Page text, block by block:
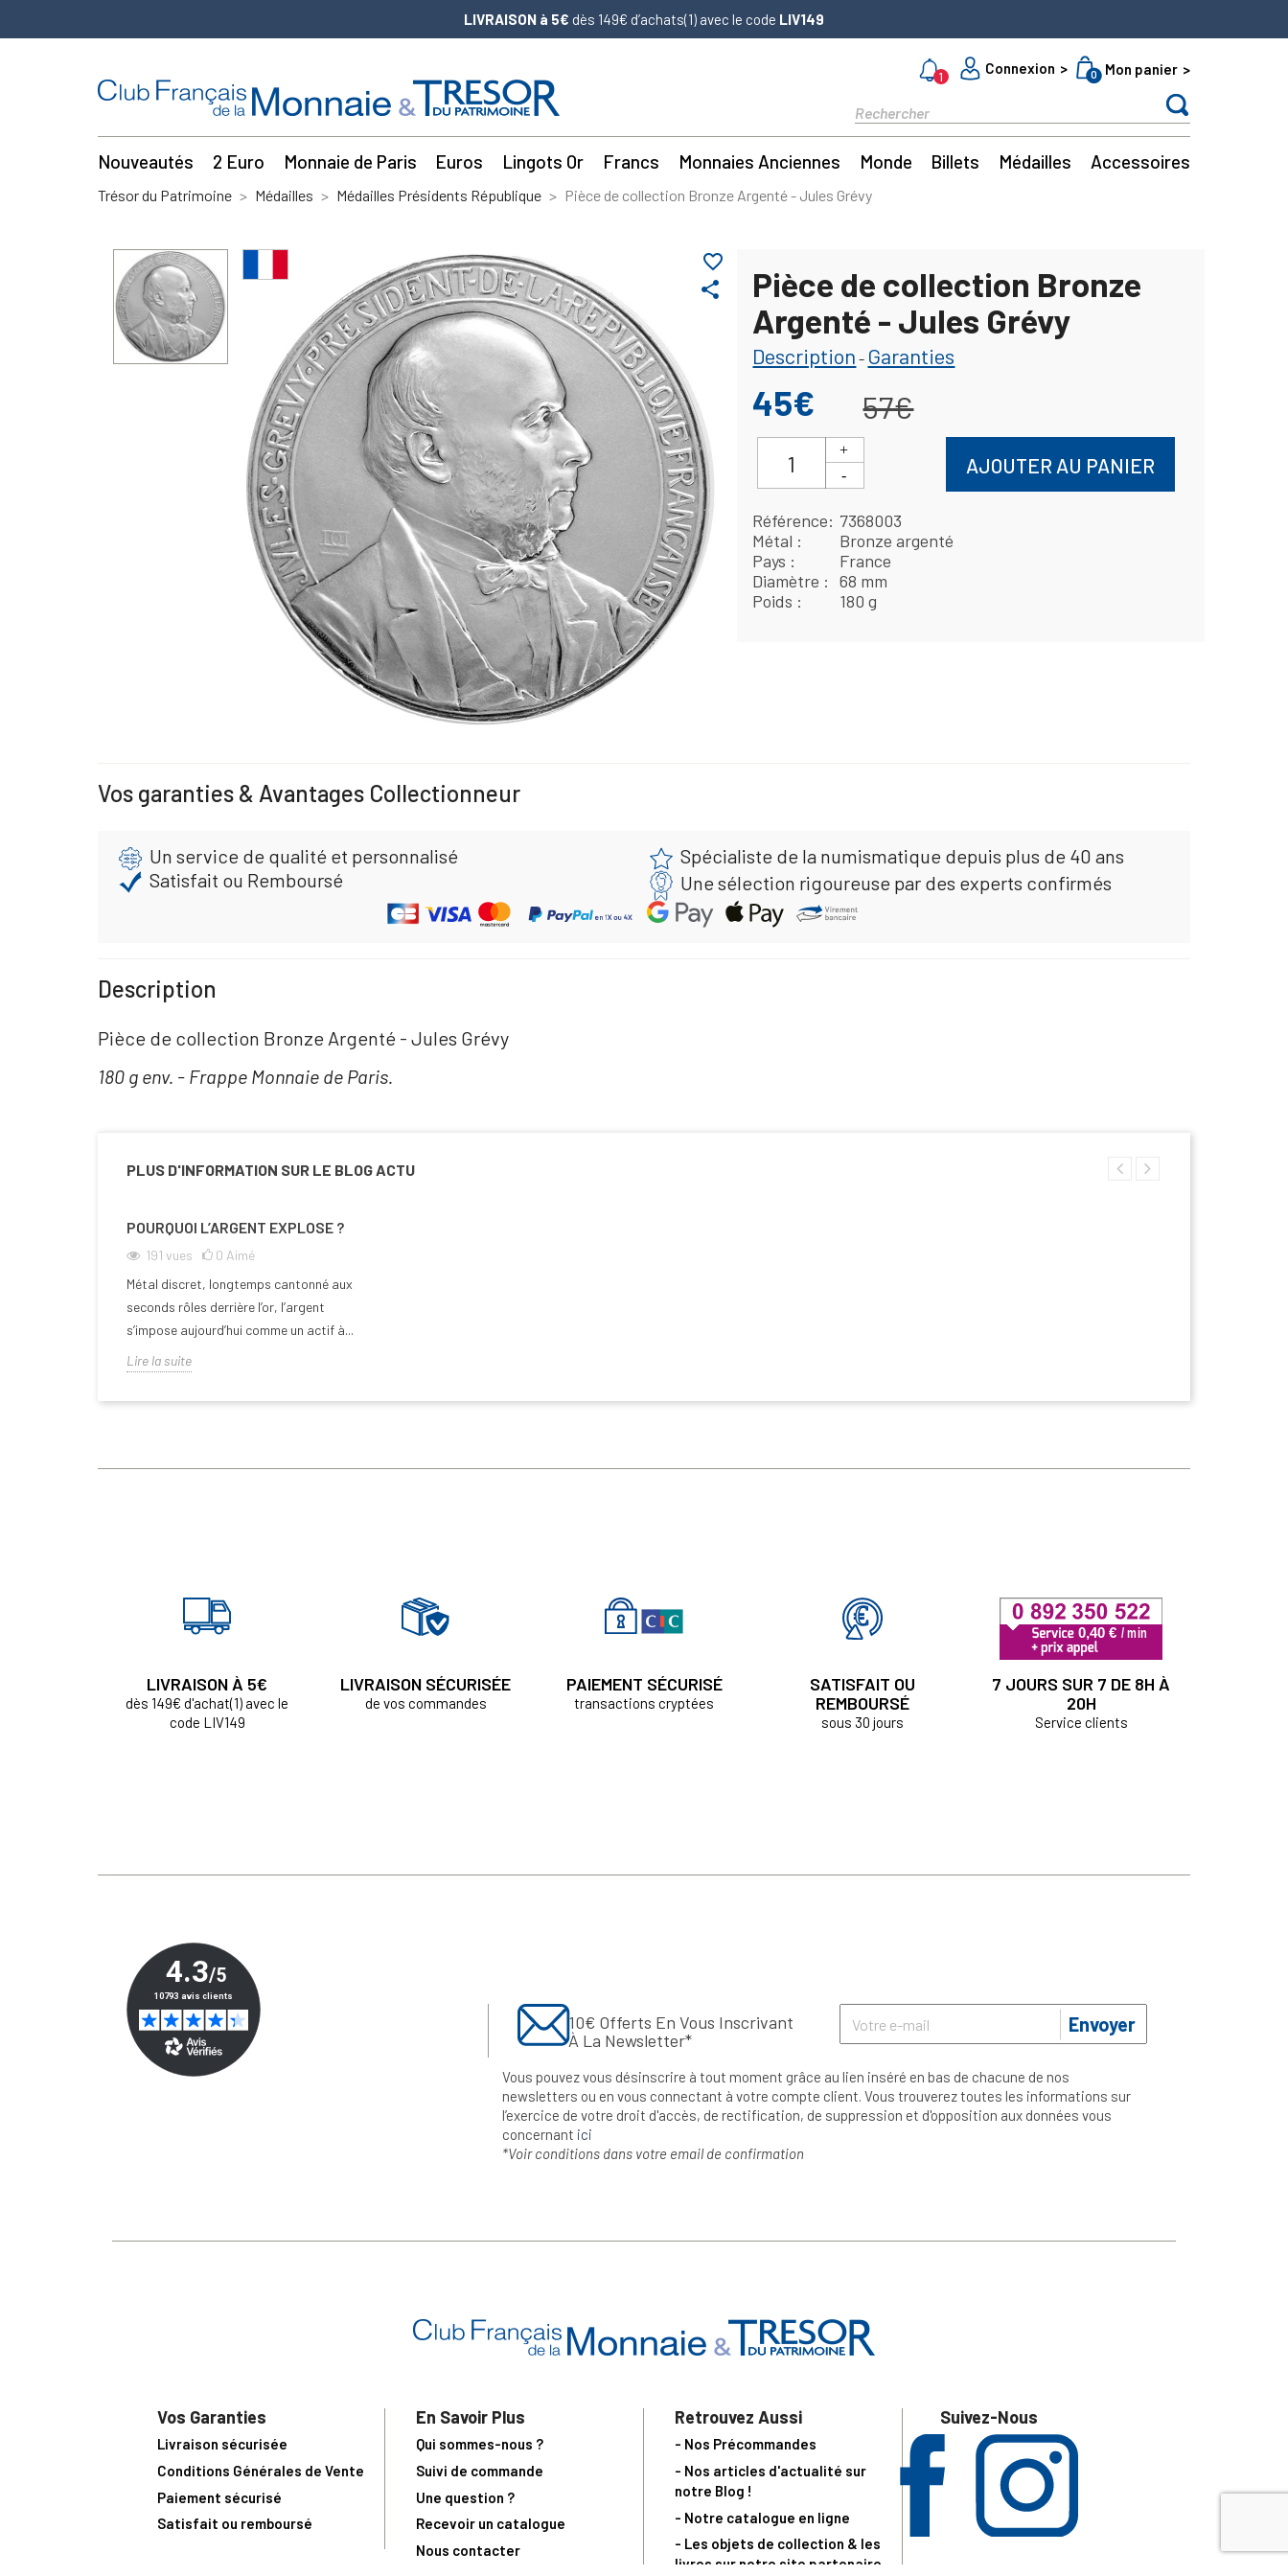
LIVRAISON à 5€ dès 149€ d’achats(1) avec le code LIV149
1
Connexion 0 Mon panier
Nouveautés 2 Euro Monnaie de Paris Euros Lingots Or Francs Monnaies Anciennes Monde Billets Médailles Accessoires
Trésor du Patrimoine Médailles Médailles Présidents République Pièce de collection Bronze Argenté - Jules Grévy
share
favorite_border
Pièce de collection Bronze
Argenté - Jules Grévy
Description - Garanties
45€ 57€
AJOUTER AU PANIER
Référence
7368003
Métal
Bronze argenté
Pays
France
Diamètre
68 mm
Poids
180 g
Vos garanties & Avantages Collectionneur
Un service de qualité et personnalisé
Spécialiste de la numismatique depuis plus de 40 ans
Satisfait ou Remboursé
Une sélection rigoureuse par des experts confirmés
Description
Pièce de collection Bronze Argenté - Jules Grévy
180 g env. - Frappe Monnaie de Paris.
PLUS D'INFORMATION SUR LE BLOG ACTU
POURQUOI L’ARGENT EXPLOSE ?
191 vues 0 Aimé
Métal discret, longtemps cantonné aux
seconds rôles derrière l’or, l’argent
s’impose aujourd’hui comme un actif à...
Lire la suite
LIVRAISON À 5€
dès 149€ d'achat(1) avec le
code LIV149
LIVRAISON SÉCURISÉE
de vos commandes
PAIEMENT SÉCURISÉ
transactions cryptées
SATISFAIT OU
REMBOURSÉ
sous 30 jours
7 JOURS SUR 7 DE 8H À
20H
Service clients
10€ Offerts En Vous Inscrivant
À La Newsletter*
Envoyer
Vous pouvez vous désinscrire à tout moment grâce au lien inséré en bas de chacune de nos
newsletters ou en vous connectant à votre compte client. Vous trouverez toutes les informations sur
l’exercice de votre droit d'accès, de rectification, de suppression et d'opposition aux données vous
concernant ici
*Voir conditions dans votre email de confirmation
Vos Garanties
Livraison sécurisée
Conditions Générales de Vente
Paiement sécurisé
Satisfait ou remboursé
En Savoir Plus
Qui sommes-nous ?
Suivi de commande
Une question ?
Recevoir un catalogue
Nous contacter
Retrouvez Aussi
- Nos Précommandes
- Nos articles d'actualité sur
notre Blog !
- Notre catalogue en ligne
- Les objets de collection & les
livres sur notre site partenaire
Suivez-Nous